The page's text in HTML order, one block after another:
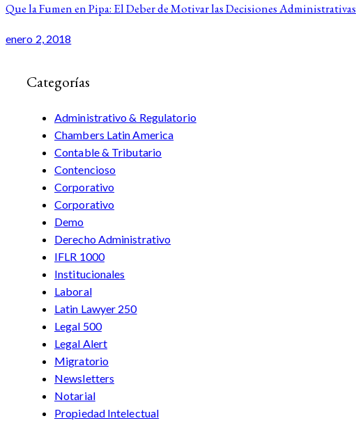
Que la Fumen en Pipa: El Deber de Motivar las Decisiones Administrativas
enero 2, 2018
Categorías
Administrativo & Regulatorio
Chambers Latin America
Contable & Tributario
Contencioso
Corporativo
Corporativo
Demo
Derecho Administrativo
IFLR 1000
Institucionales
Laboral
Latin Lawyer 250
Legal 500
Legal Alert
Migratorio
Newsletters
Notarial
Propiedad Intelectual